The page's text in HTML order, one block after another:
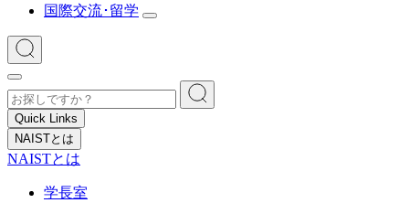
国際交流･留学
Quick Links
NAISTとは
NAISTとは
学長室